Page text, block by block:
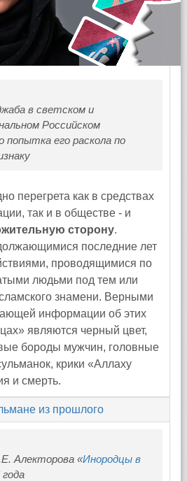
в светском и
Российском
его раскола по
перегрета как в средствах
так и в обществе - и
сторону.
последние лет
проводящимися по
людьми под тем или
знамени. Верными
информации об этих
являются черный цвет,
бороды мужчин, головные
крики «Аллаху
и смерть.
из прошлого
Алекторова «Инородцы в